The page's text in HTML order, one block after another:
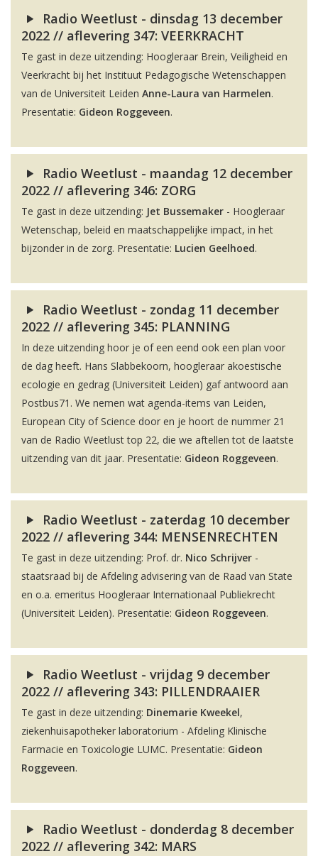
Radio Weetlust - dinsdag 13 december
2022 // aflevering 347: VEERKRACHT
Te gast in deze uitzending: Hoogleraar Brein, Veiligheid en
Veerkracht bij het Instituut Pedagogische Wetenschappen
van de Universiteit Leiden Anne-Laura van Harmelen.
Presentatie: Gideon Roggeveen.
Radio Weetlust - maandag 12 december
2022 // aflevering 346: ZORG
Te gast in deze uitzending: Jet Bussemaker - Hoogleraar
Wetenschap, beleid en maatschappelijke impact, in het
bijzonder in de zorg. Presentatie: Lucien Geelhoed.
Radio Weetlust - zondag 11 december
2022 // aflevering 345: PLANNING
In deze uitzending hoor je of een eend ook een plan voor
de dag heeft. Hans Slabbekoorn, hoogleraar akoestische
ecologie en gedrag (Universiteit Leiden) gaf antwoord aan
Postbus71. We nemen wat agenda-items van Leiden,
European City of Science door en je hoort de nummer 21
van de Radio Weetlust top 22, die we aftellen tot de laatste
uitzending van dit jaar. Presentatie: Gideon Roggeveen.
Radio Weetlust - zaterdag 10 december
2022 // aflevering 344: MENSENRECHTEN
Te gast in deze uitzending: Prof. dr. Nico Schrijver -
staatsraad bij de Afdeling advisering van de Raad van State
en o.a. emeritus Hoogleraar Internationaal Publiekrecht
(Universiteit Leiden). Presentatie: Gideon Roggeveen.
Radio Weetlust - vrijdag 9 december
2022 // aflevering 343: PILLENDRAAIER
Te gast in deze uitzending: Dinemarie Kweekel,
ziekenhuisapotheker laboratorium - Afdeling Klinische
Farmacie en Toxicologie LUMC. Presentatie: Gideon
Roggeveen.
Radio Weetlust - donderdag 8 december
2022 // aflevering 342: MARS